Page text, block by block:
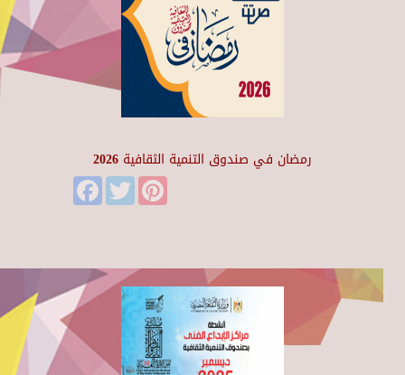
رمضان في صندوق التنمية الثقافية 2026
FacebookTwitter